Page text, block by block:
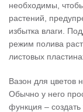
необходимы,
растений,
избытка влаги.
режим полива
листовых
Вазон для цветов
Обычно у него
функция –